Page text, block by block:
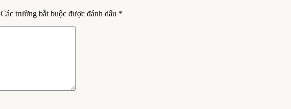
Các trường bắt buộc được đánh dấu *